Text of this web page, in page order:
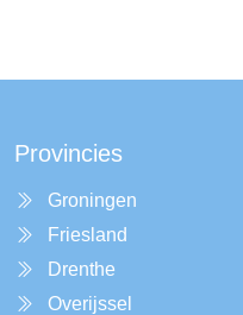
Provincies
Groningen
Friesland
Drenthe
Overijssel